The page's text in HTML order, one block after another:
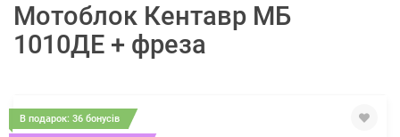
Мотоблок Кентавр МБ
1010ДЕ + фреза
В подарок: 36 бонусів